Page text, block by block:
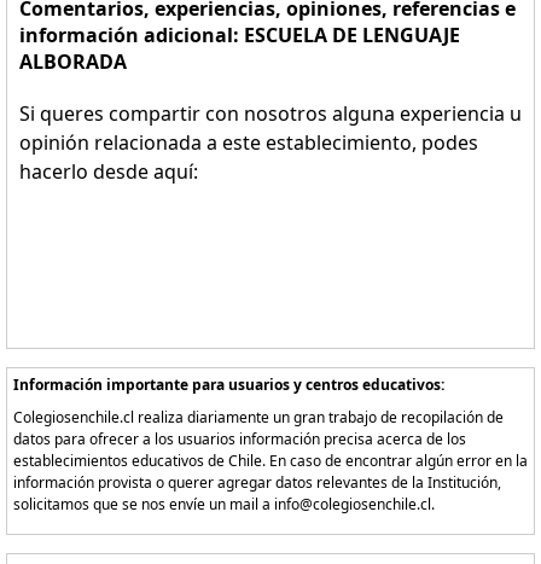
Comentarios, experiencias, opiniones, referencias e
información adicional: ESCUELA DE LENGUAJE
ALBORADA
Si queres compartir con nosotros alguna experiencia u
opinión relacionada a este establecimiento, podes
hacerlo desde aquí:
Información importante para usuarios y centros educativos:
Colegiosenchile.cl realiza diariamente un gran trabajo de recopilación de
datos para ofrecer a los usuarios información precisa acerca de los
establecimientos educativos de Chile. En caso de encontrar algún error en la
información provista o querer agregar datos relevantes de la Institución,
solicitamos que se nos envíe un mail a info@colegiosenchile.cl.